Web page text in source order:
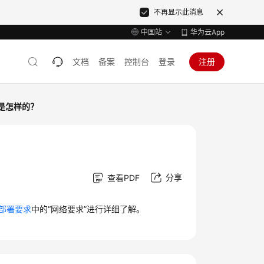
不再显示此消息
中国站 华为云App
文档 备案 控制台 登录 注册
样的？
查看PDF 分享
署要求中的“网络要求”进行详细了解。